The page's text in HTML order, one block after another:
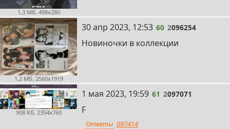
1,3 Мб, 498x280
1,2 Мб, 2560x1919
60
30 апр 2023, 12:53 60 2096254
Новиночки в коллекции
908 Кб, 2354x760
61
1 мая 2023, 19:59 61 2097071
F
Ответы 097414